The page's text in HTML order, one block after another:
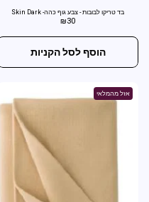
בד טריקו לבובות - צבע גוף כהה- Skin Dark
₪30
הוסף לסל הקניות
אזל מהמלאי